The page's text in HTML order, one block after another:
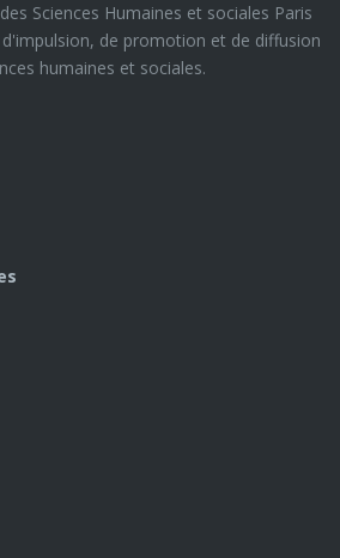
Sciences Humaines et sociales Paris
de promotion et de diffusion
humaines et sociales.